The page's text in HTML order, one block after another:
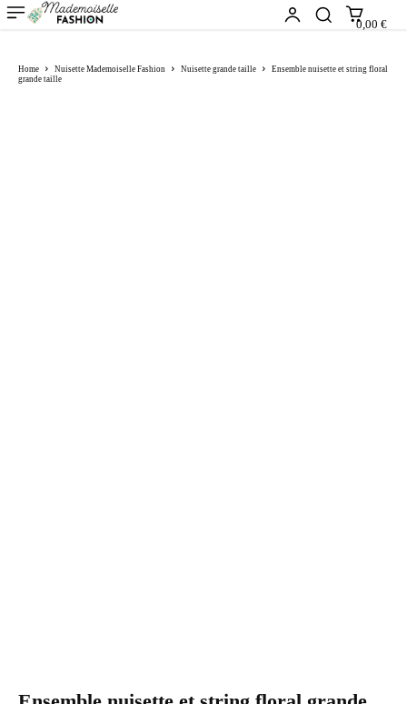
0,00 €
Home Nuisette Mademoiselle Fashion Nuisette grande taille
Ensemble nuisette et string floral
grande taille